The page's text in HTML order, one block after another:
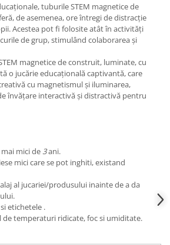
tuburile STEM magnetice de
de asemenea, ore întregi de distracție
Acestea pot fi folosite atât în ​​activități
de grup, stimulând colaborarea și
magnetice de construit, luminate, cu
o jucărie educațională captivantă, care
cu magnetismul și iluminarea,
învățare interactivă și distractivă pentru
mici de3ani.
mici care se pot inghiti, existand
al jucariei/produsului inainte de a da
etichetele .
temperaturi ridicate, foc si umiditate.